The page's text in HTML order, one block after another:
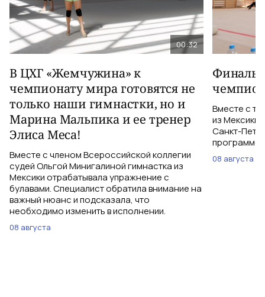
00:32
В ЦХГ «Жемчужина» к
чемпионату мира готовятся не
только наши гимнастки, но и
Марина Мальпика и ее тренер
Элиса Меса!
Вместе с членом Всероссийской коллегии
судей Ольгой Минигалиной гимнастка из
Мексики отрабатывала упражнение с
булавами. Специалист обратила внимание на
важный нюанс и подсказала, что
необходимо изменить в исполнении.
08 августа
Вместе с
из Мексики
Санкт-
программе
08 августа